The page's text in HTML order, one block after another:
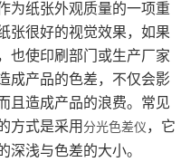
纸张外观质量的一项重
张很好的视觉效果，如果
也使印刷部门或生产厂家
成产品的色差，不仅会影
且造成产品的浪费。常见
方式是采用 分光色差仪 ，它
深浅与色差的大小。